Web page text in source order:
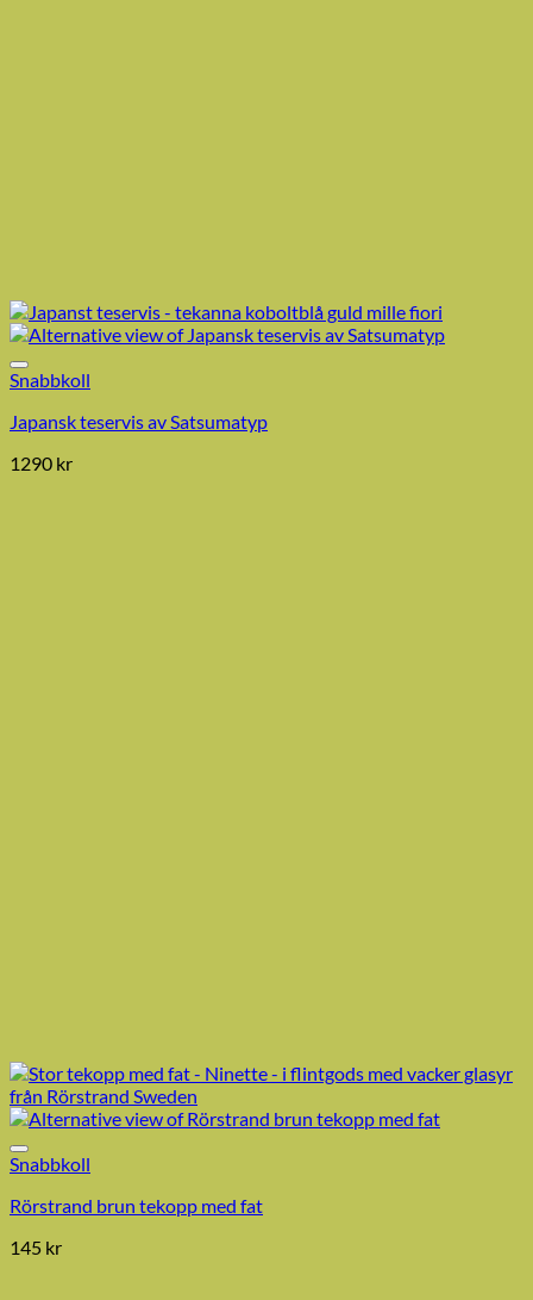
Snabbkoll
Japansk teservis av Satsumatyp
1290 kr
Snabbkoll
Rörstrand brun tekopp med fat
145 kr